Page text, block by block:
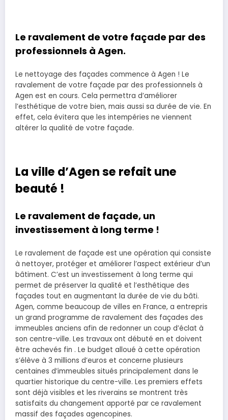
Le ravalement de votre façade par des
professionnels à Agen.
Le nettoyage des façades commence à Agen ! Le
ravalement de votre façade par des professionnels à
Agen est en cours. Cela permettra d’améliorer
l’esthétique de votre bien, mais aussi sa durée de vie. En
effet, cela évitera que les intempéries ne viennent
altérer la qualité de votre façade.
La ville d’Agen se refait une
beauté !
Le ravalement de façade, un
investissement à long terme !
Le ravalement de façade est une opération qui consiste
à nettoyer, protéger et améliorer l’aspect extérieur d’un
bâtiment. C’est un investissement à long terme qui
permet de préserver la qualité et l’esthétique des
façades tout en augmentant la durée de vie du bâti.
Agen, comme beaucoup de villes en France, a entrepris
un grand programme de ravalement des façades des
immeubles anciens afin de redonner un coup d’éclat à
son centre-ville. Les travaux ont débuté en et doivent
être achevés fin . Le budget alloué à cette opération
s’élève à 3 millions d’euros et concerne plusieurs
centaines d’immeubles situés principalement dans le
quartier historique du centre-ville. Les premiers effets
sont déjà visibles et les riverains se montrent très
satisfaits du changement apporté par ce ravalement
massif des façades agencopines.